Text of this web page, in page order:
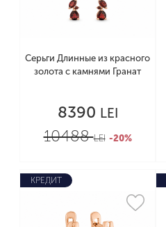
Серьги Длинные из красного
золота с камнями Гранат
8390 LEI
10488LEI -20%
КРЕДИТ